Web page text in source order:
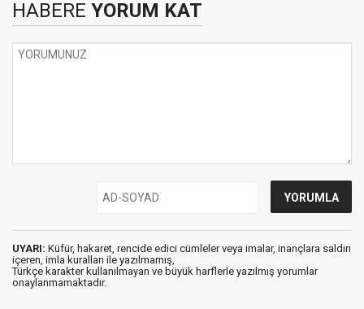
HABERE YORUM KAT
UYARI: Küfür, hakaret, rencide edici cümleler veya imalar, inançlara saldırı
içeren, imla kuralları ile yazılmamış,
Türkçe karakter kullanılmayan ve büyük harflerle yazılmış yorumlar
onaylanmamaktadır.